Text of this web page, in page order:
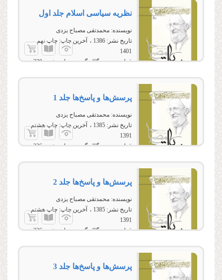
نظریه سیاسى اسلام جلد اول
نویسنده: محمدتقی مصباح یزدی
تاریخ نشر: 1386 آخرین چاپ: چاپ نهم
1401
قطع:وزیری، گالینگور تعداد صفحه:320
پرسش‌ها و پاسخ‌ها جلد 1
نویسنده: محمدتقی مصباح یزدی
تاریخ نشر: 1385 آخرین چاپ: چاپ هشتم
1391
قطع:وزیری، گالینگور تعداد صفحه:336
پرسش‌ها و پاسخ‌ها جلد 2
نویسنده: محمدتقی مصباح یزدی
تاریخ نشر: 1385 آخرین چاپ: چاپ هشتم
1391
قطع:وزیری، گالینگور تعداد صفحه:336
پرسش‌ها و پاسخ‌ها جلد 3